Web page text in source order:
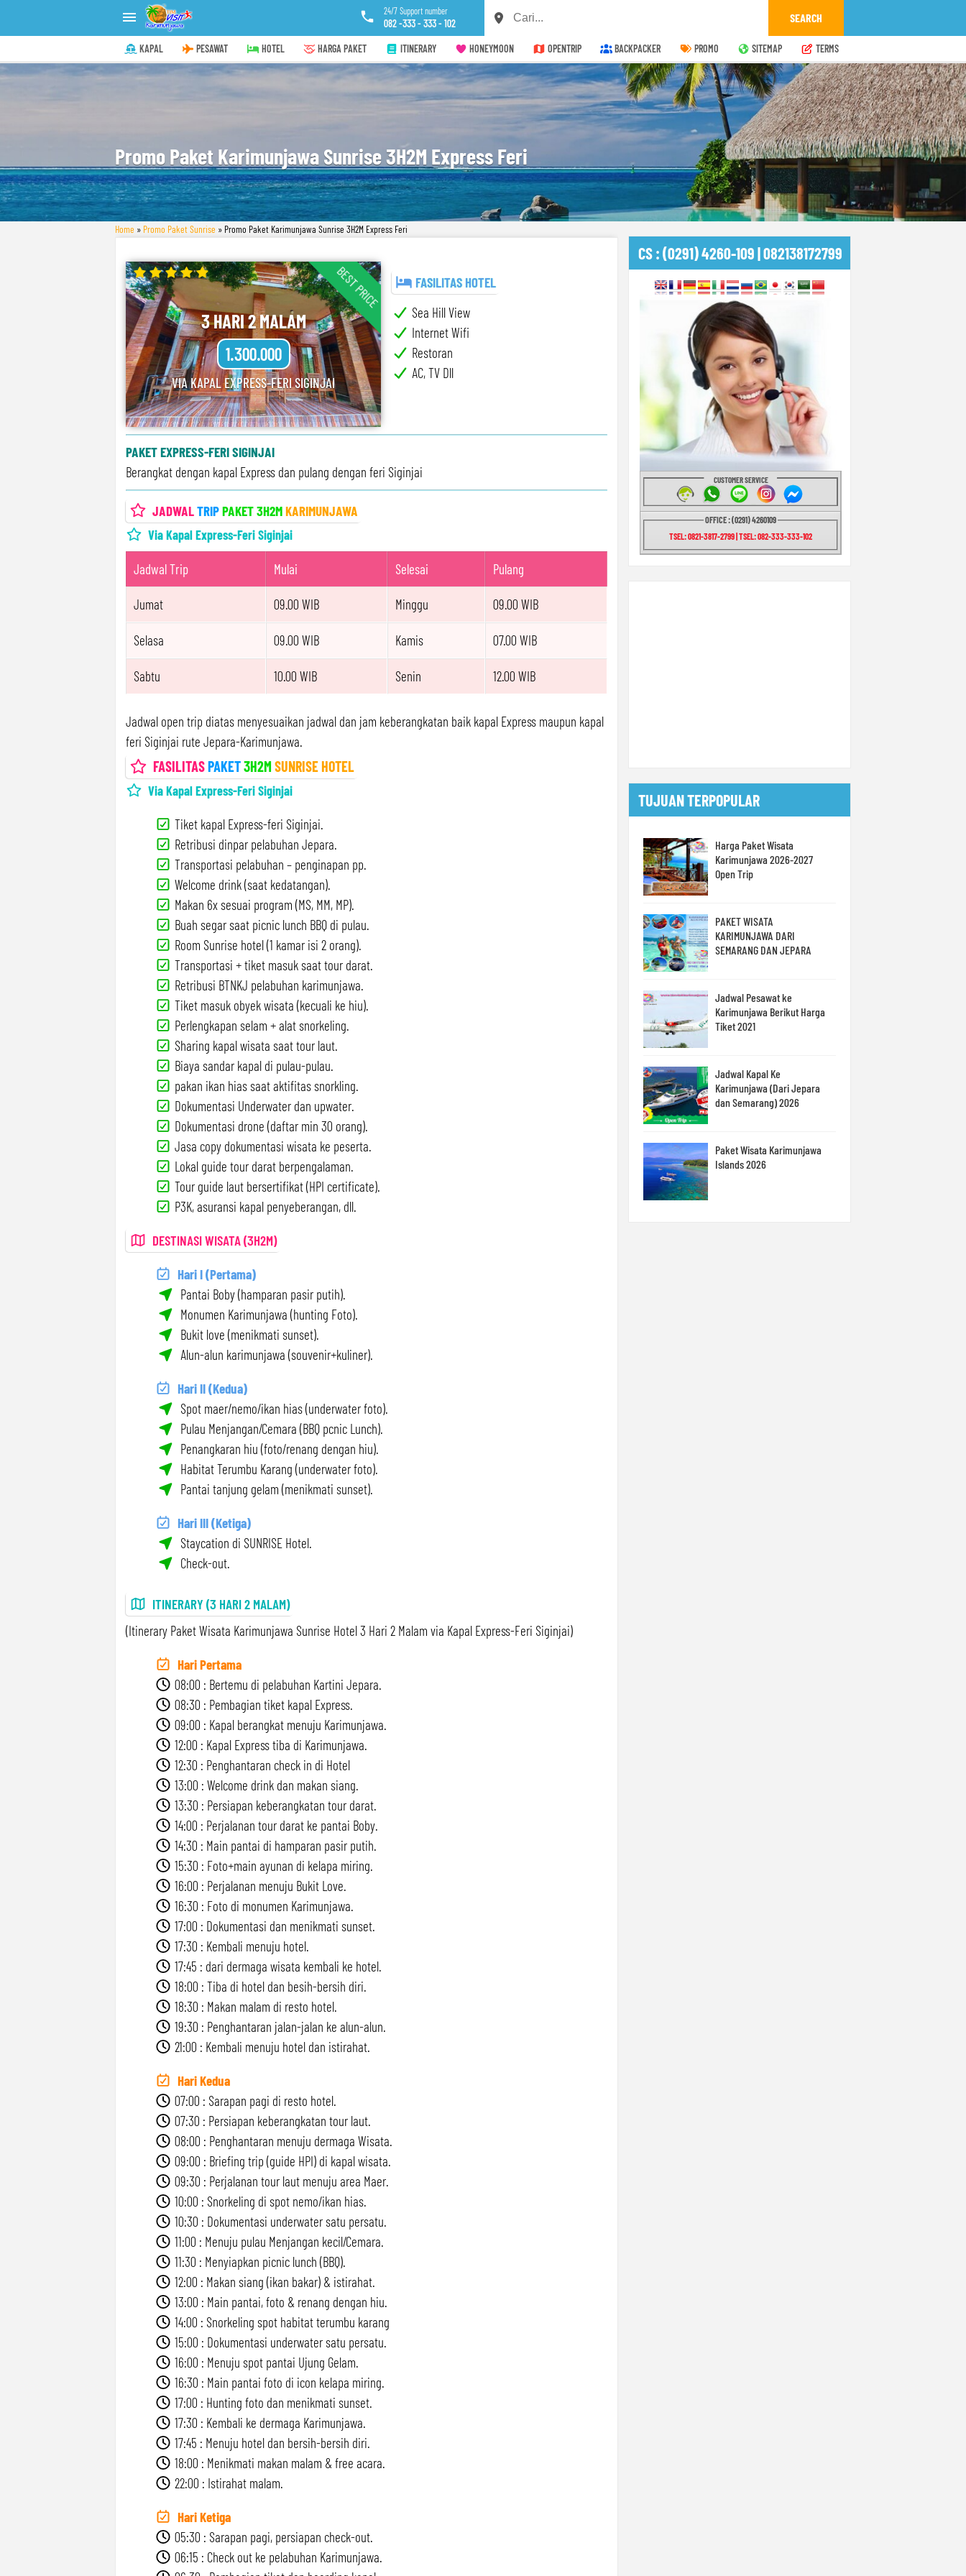
 24/7 Support number
082 -333 - 333 - 102
KAPAL PESAWAT HOTEL HARGA PAKET ITINERARY HONEYMOON OPENTRIP BACKPACKER PROMO SITEMAP TERMS
Promo Paket Karimunjawa Sunrise 3H2M Express Feri
Home » Promo Paket Sunrise » Promo Paket Karimunjawa Sunrise 3H2M Express Feri
BEST PRICE
3 HARI 2 MALAM
1.300.000
VIA KAPAL EXPRESS-FERI SIGINJAI
FASILITAS HOTEL
Sea Hill View
Internet Wifi
Restoran
AC, TV Dll
PAKET EXPRESS-FERI SIGINJAI
Berangkat dengan kapal Express dan pulang dengan feri Siginjai
JADWALTRIPPAKET 3H2MKARIMUNJAWA
Via Kapal Express-Feri Siginjai
Jadwal Trip Mulai Selesai Pulang
Jumat 09.00 WIB Minggu 09.00 WIB
Selasa 09.00 WIB Kamis 07.00 WIB
Sabtu 10.00 WIB Senin 12.00 WIB
Jadwal open trip diatas menyesuaikan jadwal dan jam keberangkatan baik kapal Express maupun kapal
feri Siginjai rute Jepara-Karimunjawa.
FASILITASPAKET3H2MSUNRISE HOTEL
Via Kapal Express-Feri Siginjai
Tiket kapal Express-feri Siginjai.
Retribusi dinpar pelabuhan Jepara.
Transportasi pelabuhan – penginapan pp.
Welcome drink (saat kedatangan).
Makan 6x sesuai program (MS, MM, MP).
Buah segar saat picnic lunch BBQ di pulau.
Room Sunrise hotel (1 kamar isi 2 orang).
Transportasi + tiket masuk saat tour darat.
Retribusi BTNKJ pelabuhan karimunjawa.
Tiket masuk obyek wisata (kecuali ke hiu).
Perlengkapan selam + alat snorkeling.
Sharing kapal wisata saat tour laut.
Biaya sandar kapal di pulau-pulau.
pakan ikan hias saat aktifitas snorkling.
Dokumentasi Underwater dan upwater.
Dokumentasi drone (daftar min 30 orang).
Jasa copy dokumentasi wisata ke peserta.
Lokal guide tour darat berpengalaman.
Tour guide laut bersertifikat (HPI certificate).
P3K, asuransi kapal penyeberangan, dll.
DESTINASI WISATA (3H2M)
Hari I (Pertama)
Pantai Boby (hamparan pasir putih).
Monumen Karimunjawa (hunting Foto).
Bukit love (menikmati sunset).
Alun-alun karimunjawa (souvenir+kuliner).
Hari II (Kedua)
Spot maer/nemo/ikan hias (underwater foto).
Pulau Menjangan/Cemara (BBQ pcnic Lunch).
Penangkaran hiu (foto/renang dengan hiu).
Habitat Terumbu Karang (underwater foto).
Pantai tanjung gelam (menikmati sunset).
Hari III (Ketiga)
Staycation di SUNRISE Hotel.
Check-out.
ITINERARY (3 HARI 2 MALAM)
(Itinerary Paket Wisata Karimunjawa Sunrise Hotel 3 Hari 2 Malam via Kapal Express-Feri Siginjai)
Hari Pertama
08:00 : Bertemu di pelabuhan Kartini Jepara.
08:30 : Pembagian tiket kapal Express.
09:00 : Kapal berangkat menuju Karimunjawa.
12:00 : Kapal Express tiba di Karimunjawa.
12:30 : Penghantaran check in di Hotel
13:00 : Welcome drink dan makan siang.
13:30 : Persiapan keberangkatan tour darat.
14:00 : Perjalanan tour darat ke pantai Boby.
14:30 : Main pantai di hamparan pasir putih.
15:30 : Foto+main ayunan di kelapa miring.
16:00 : Perjalanan menuju Bukit Love.
16:30 : Foto di monumen Karimunjawa.
17:00 : Dokumentasi dan menikmati sunset.
17:30 : Kembali menuju hotel.
17:45 : dari dermaga wisata kembali ke hotel.
18:00 : Tiba di hotel dan besih-bersih diri.
18:30 : Makan malam di resto hotel.
19:30 : Penghantaran jalan-jalan ke alun-alun.
21:00 : Kembali menuju hotel dan istirahat.
Hari Kedua
07:00 : Sarapan pagi di resto hotel.
07:30 : Persiapan keberangkatan tour laut.
08:00 : Penghantaran menuju dermaga Wisata.
09:00 : Briefing trip (guide HPI) di kapal wisata.
09:30 : Perjalanan tour laut menuju area Maer.
10:00 : Snorkeling di spot nemo/ikan hias.
10:30 : Dokumentasi underwater satu persatu.
11:00 : Menuju pulau Menjangan kecil/Cemara.
11:30 : Menyiapkan picnic lunch (BBQ).
12:00 : Makan siang (ikan bakar) & istirahat.
13:00 : Main pantai, foto & renang dengan hiu.
14:00 : Snorkeling spot habitat terumbu karang
15:00 : Dokumentasi underwater satu persatu.
16:00 : Menuju spot pantai Ujung Gelam.
16:30 : Main pantai foto di icon kelapa miring.
17:00 : Hunting foto dan menikmati sunset.
17:30 : Kembali ke dermaga Karimunjawa.
17:45 : Menuju hotel dan bersih-bersih diri.
18:00 : Menikmati makan malam & free acara.
22:00 : Istirahat malam.
Hari Ketiga
05:30 : Sarapan pagi, persiapan check-out.
06:15 : Check out ke pelabuhan Karimunjawa.
CS : (0291) 4260-109 | 082138172799
CUSTOMER SERVICE
OFFICE : (0291) 4260109
TSEL: 0821-3817-2799 | TSEL: 082-333-333-102
TUJUAN TERPOPULAR
Harga Paket Wisata
Karimunjawa 2026-2027
Open Trip
PAKET WISATA
KARIMUNJAWA DARI
SEMARANG DAN JEPARA
Jadwal Pesawat ke
Karimunjawa Berikut Harga
Tiket 2021
Jadwal Kapal Ke
Karimunjawa (Dari Jepara
dan Semarang) 2026
Paket Wisata Karimunjawa
Islands 2026